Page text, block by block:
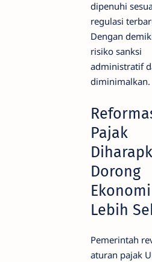
dipenuhi
regulasi
Dengan
risiko sanksi
administratif
diminimalkan.
Pajak
Dorong
Ekonomi
Lebih
Pemerintah
aturan pajak